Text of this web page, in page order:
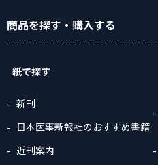
商品を探す ・購入する
紙で探す
新刊
日本医事新報社のおすすめ書籍
近刊案内